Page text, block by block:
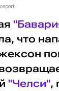
что
"Челси",